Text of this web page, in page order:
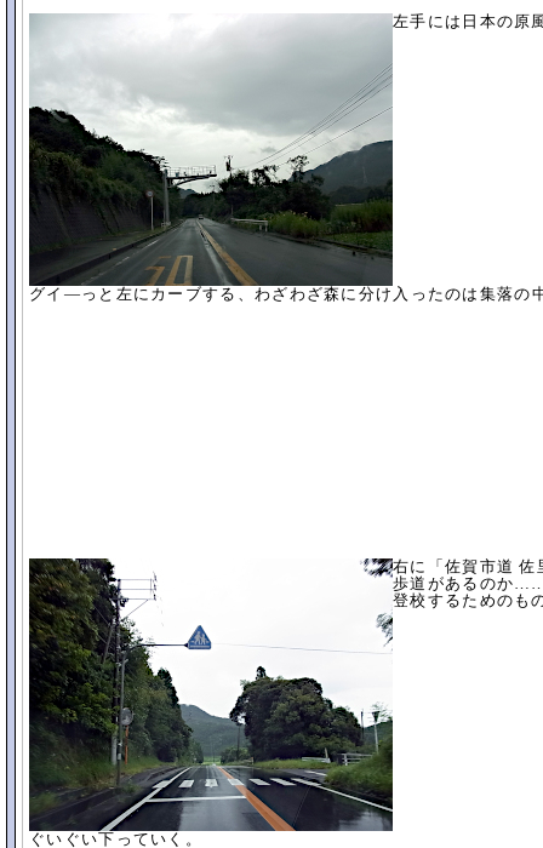
左手には日本の原
グイ―っと左にカーブする、わざわざ森に分け入ったのは集落の
右に「佐賀市道 佐
歩道があるのか……
登校するためのも
ぐいぐい下っていく。